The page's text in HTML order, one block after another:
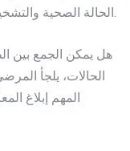
هل يمكن الجمع بين
الحالات، يلجأ
المهم إبلاغ